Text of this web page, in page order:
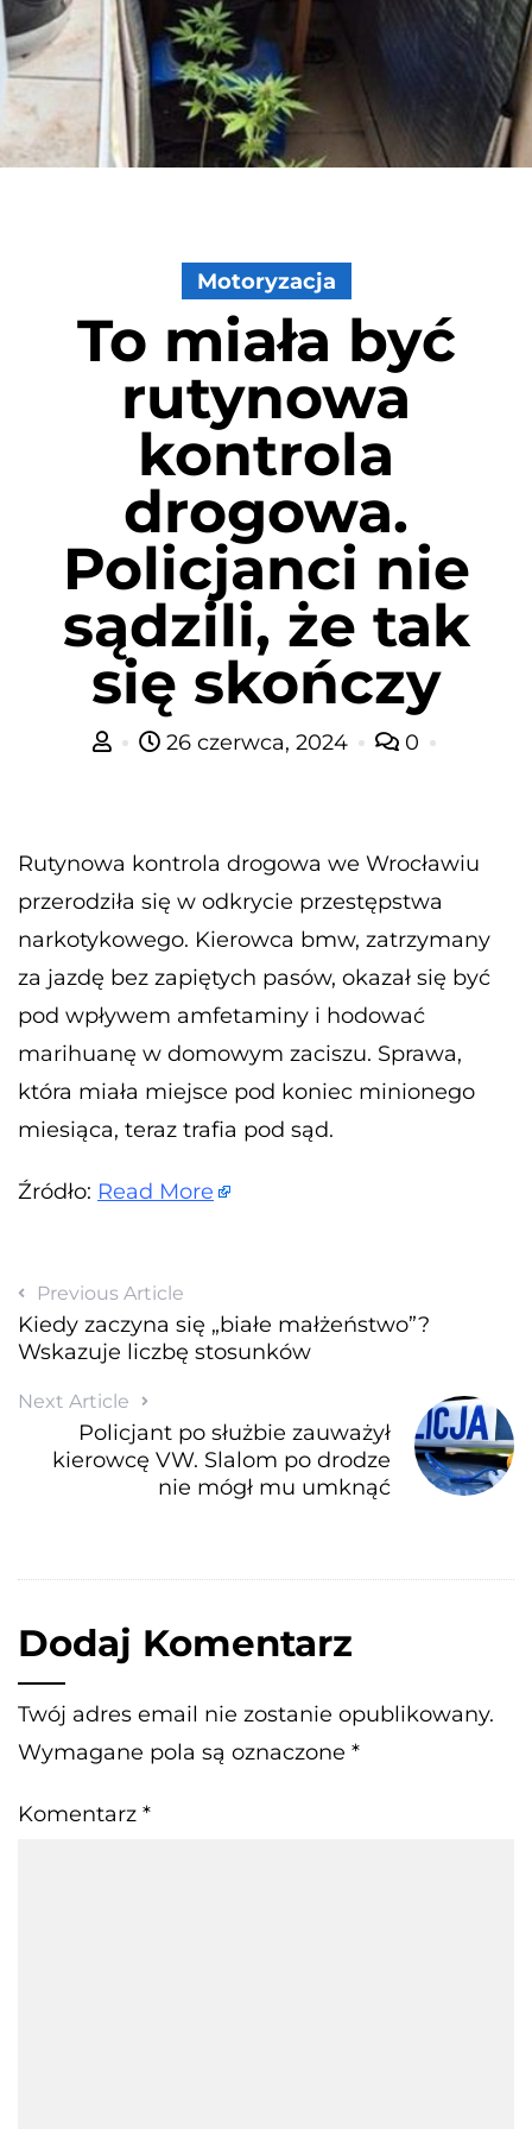
Motoryzacja
To miała być
rutynowa
kontrola
drogowa.
Policjanci nie
sądzili, że tak
się skończy
26 czerwca, 2024 0
Rutynowa kontrola drogowa we Wrocławiu
przerodziła się w odkrycie przestępstwa
narkotykowego. Kierowca bmw, zatrzymany
za jazdę bez zapiętych pasów, okazał się być
pod wpływem amfetaminy i hodować
marihuanę w domowym zaciszu. Sprawa,
która miała miejsce pod koniec minionego
miesiąca, teraz trafia pod sąd.
Źródło: Read More
Previous Article
Kiedy zaczyna się „białe małżeństwo”?
Wskazuje liczbę stosunków
Next Article
Policjant po służbie zauważył
kierowcę VW. Slalom po drodze
nie mógł mu umknąć
Dodaj Komentarz
Twój adres email nie zostanie opublikowany.
Wymagane pola są oznaczone *
Komentarz *